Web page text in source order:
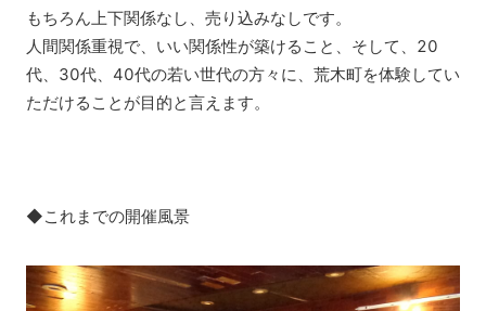
もちろん上下関係なし、売り込みなしです。
人間関係重視で、いい関係性が築けること、そして、20
代、30代、40代の若い世代の方々に、荒木町を体験してい
ただけることが目的と言えます。
◆これまでの開催風景